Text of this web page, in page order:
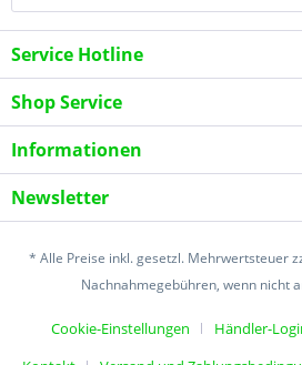
Service Hotline
Shop Service
Informationen
Newsletter
* Alle Preise inkl. gesetzl. Mehrwertsteuer
Nachnahmegebühren, wenn nicht
Cookie-Einstellungen Händler-